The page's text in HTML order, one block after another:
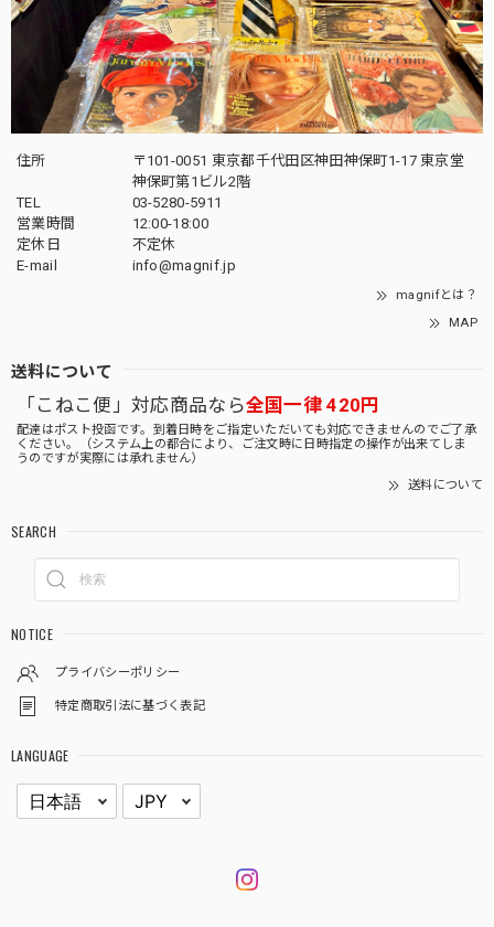
住所
〒101-0051 東京都千代田区神田神保町1-17 東京堂
神保町第1ビル2階
TEL
03-5280-5911
営業時間
12:00-18:00
定休日
不定休
E-mail
info@magnif.jp
magnifとは？
MAP
送料について
「こねこ便」対応商品なら全国一律 420円
配達はポスト投函です。到着日時をご指定いただいても対応できませんのでご了承
ください。（システム上の都合により、ご注文時に日時指定の操作が出来てしま
うのですが実際には承れません）
送料について
SEARCH
NOTICE
プライバシーポリシー
特定商取引法に基づく表記
LANGUAGE